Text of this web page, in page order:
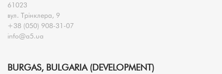
61023
вул. Трінклера, 9
+38 (050) 908-31-07
info@a5.ua
BURGAS, BULGARIA (DEVELOPMENT)